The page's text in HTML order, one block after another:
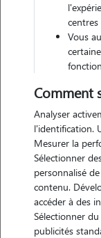
Motivation
bonjour, avec mon
particulièrement
pour prendre nos
quelques sortis
cette joie par la
Vous
Comment
Analyser
l'identification.
Mesurer la
Sélectionner
personnalisé
contenu.
accéder à des
Sélectionner
publicités